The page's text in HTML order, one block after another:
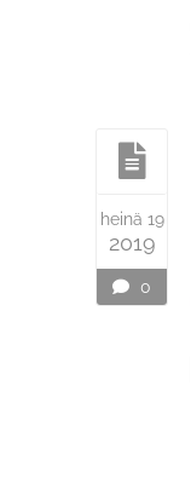
heinä 19
2019
0